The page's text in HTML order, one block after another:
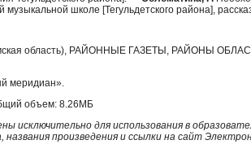
музыкальной школе [Тегульдетского района],
область), РАЙОННЫЕ ГАЗЕТЫ, РАЙОНЫ
меридиан».
объем: 8.26МБ
исключительно для использования в
названия произведения и ссылки на сайт